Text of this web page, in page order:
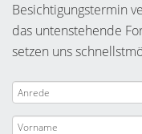
Besichtigungstermin
das untenstehende
setzen uns